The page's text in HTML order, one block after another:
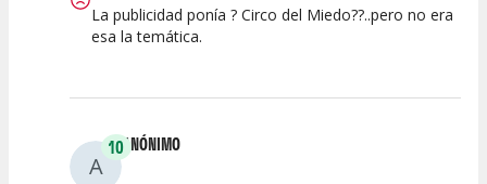
La publicidad ponía ? Circo del Miedo??..pero no era
esa la temática.
A
10ANÓNIMO